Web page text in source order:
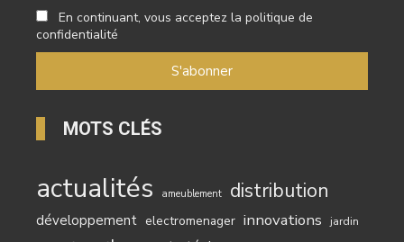
En continuant, vous acceptez la politique de
confidentialité
MOTS CLÉS
actualités ameublement distribution
développement electromenager innovations jardin